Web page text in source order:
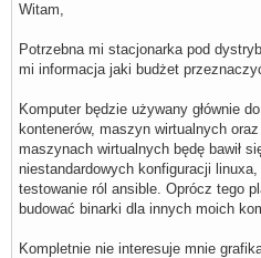
Witam,
Potrzebna mi stacjonarka pod
mi informacja jaki budżet
Komputer będzie używany głównie
kontenerów, maszyn wirtualnych
maszynach wirtualnych będę bawił
niestandardowych konfiguracji
testowanie ról ansible. Oprócz tego
budować binarki dla innych moich
Kompletnie nie interesuje mnie